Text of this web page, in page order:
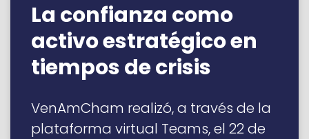
La confianza como
activo estratégico en
tiempos de crisis
VenAmCham realizó, a través de la
plataforma virtual Teams, el 22 de